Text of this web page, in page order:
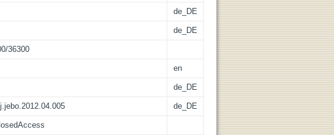
de_DE
de_DE
36300
en
de_DE
de_DE